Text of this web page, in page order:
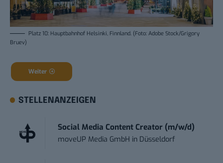
Platz 10: Hauptbahnhof Helsinki, Finnland. (Foto: Adobe Stock/Grigory
Bruev)
Weiter
STELLENANZEIGEN
Social Media Content Creator (m/w/d)
moveUP Media GmbH in Düsseldorf